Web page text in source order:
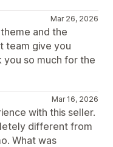
Mar 26, 2026
and the
team give you
you so much for the
Mar 16, 2026
with this seller.
different from
What was